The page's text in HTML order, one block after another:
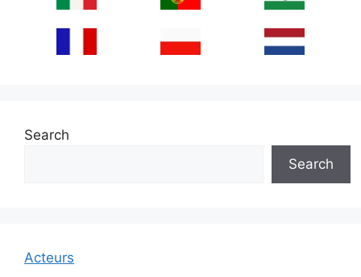
Search
Search
Acteurs